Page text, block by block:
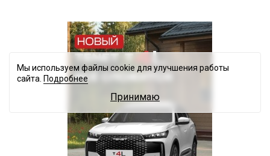
Мы используем файлы cookie для улучшения работы
сайта. Подробнее
Принимаю